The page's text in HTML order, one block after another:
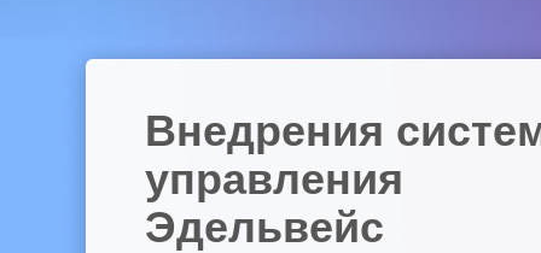
Внедрения
управления
Эдельвейс